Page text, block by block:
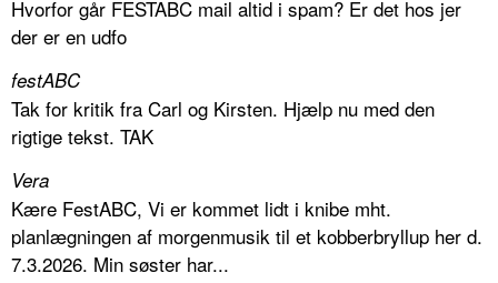
Hvorfor går FESTABC mail altid i spam? Er det hos jer
der er en udfo
festABC
Tak for kritik fra Carl og Kirsten. Hjælp nu med den
rigtige tekst. TAK
Vera
Kære FestABC, Vi er kommet lidt i knibe mht.
planlægningen af morgenmusik til et kobberbryllup her d.
7.3.2026. Min søster har...